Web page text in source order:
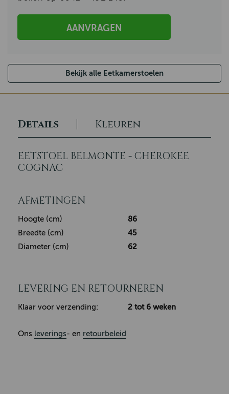
AANVRAGEN
Bekijk alle Eetkamerstoelen
Details Kleuren
EETSTOEL BELMONTE - CHEROKEE
COGNAC
AFMETINGEN
Hoogte (cm)
86
Breedte (cm)
45
Diameter (cm)
62
LEVERING EN RETOURNEREN
Klaar voor verzending: 2 tot 6 weken
Ons leverings- en retourbeleid